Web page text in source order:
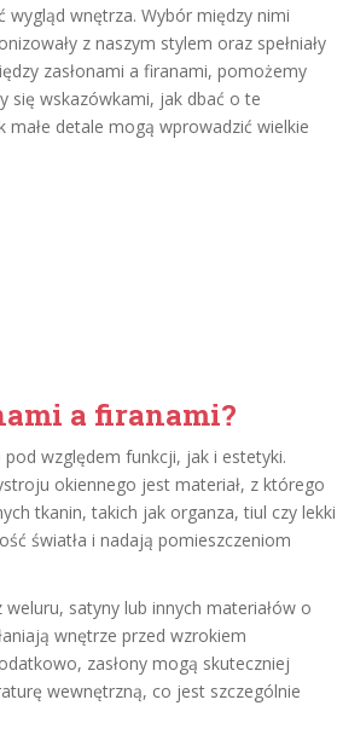
wnętrza. Wybór między nimi
z naszym stylem oraz spełniały
zasłonami a firanami, pomożemy
się wskazówkami, jak dbać o te
małe detale mogą wprowadzić wielkie
a firanami?
względem funkcji, jak i estetyki.
okiennego jest materiał, z którego
tkanin, takich jak organza, tiul czy lekki
światła i nadają pomieszczeniom
satyny lub innych materiałów o
wnętrze przed wzrokiem
zasłony mogą skuteczniej
wewnętrzną, co jest szczególnie